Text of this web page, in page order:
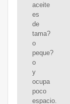
aceite
es
de
tama?
o
peque?
o
y
ocupa
poco
espacio.